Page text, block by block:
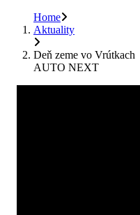
Home
Aktuality
Deň zeme vo Vrútkach
AUTO NEXT